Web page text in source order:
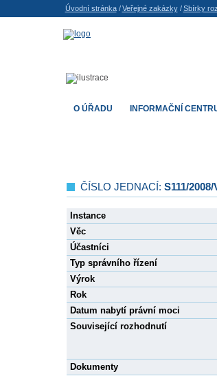
ČÍSLO JEDNACÍ: S111/
Instance
Věc
Účastníci
Typ správního řízení
Výrok
Rok
Datum nabytí právní moci
Související rozhodnutí
Dokumenty
O ÚŘADU INFORMAČNÍ
Úvodní stránka/ Veřejné zakázky/ Sbírky